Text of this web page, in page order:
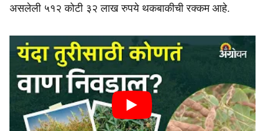
असलेली ५१२ कोटी ३२ लाख रुपये थकबाकीची रक्कम आहे.